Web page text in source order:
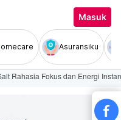
Masuk
Asuransiku
Rahasia Fokus dan Energi